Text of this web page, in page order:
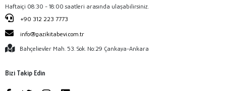
Haftaiçi 08:30 - 18:00 saatleri arasında ulaşabilirsiniz.
+90 312 223 7773
info@gazikitabevi.com.tr
Bahçelievler Mah. 53. Sok. No:29 Çankaya-Ankara
Bizi Takip Edin